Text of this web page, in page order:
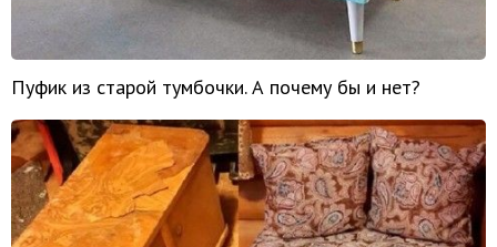
Пуфик из старой тумбочки. А почему бы и нет?